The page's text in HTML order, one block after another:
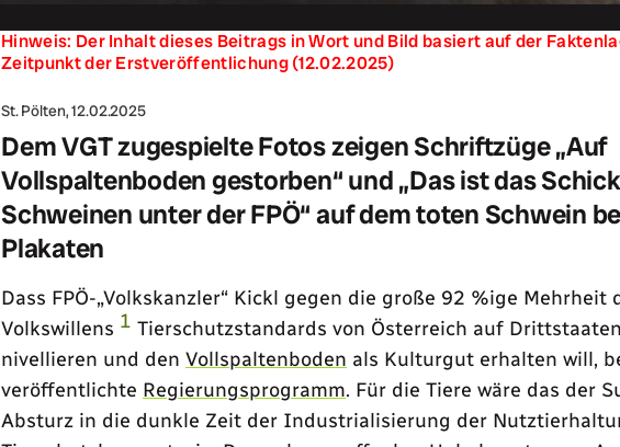
Hinweis: Der Inhalt dieses Beitrags in Wort und Bild basiert auf der
Zeitpunkt der Erstveröffentlichung (12.02.2025)
St. Pölten, 12.02.2025
Dem VGT zugespielte Fotos zeigen Schriftzüge „Auf
Vollspaltenboden gestorben“ und „Das ist das
Schweinen unter der FPÖ“ auf dem toten Schwein
Plakaten
Dass FPÖ- Volkskanzler Kickl gegen die große 92 %ige Mehrheit
Volkswillens 1 Tierschutzstandards von Österreich auf
nivellieren und den Vollspaltenboden als Kulturgut erhalten will,
veröffentlichte Regierungsprogramm. Für die Tiere wäre das der
Absturz in die dunkle Zeit der Industrialisierung der